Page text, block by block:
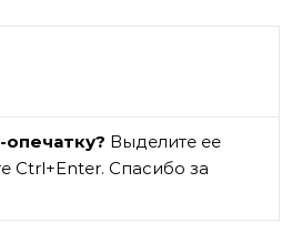
Выделите ее
Спасибо за